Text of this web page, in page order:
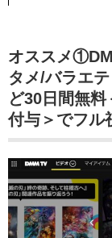
オススメ
タメ/バラエ
ど30日間無
付与＞でフル